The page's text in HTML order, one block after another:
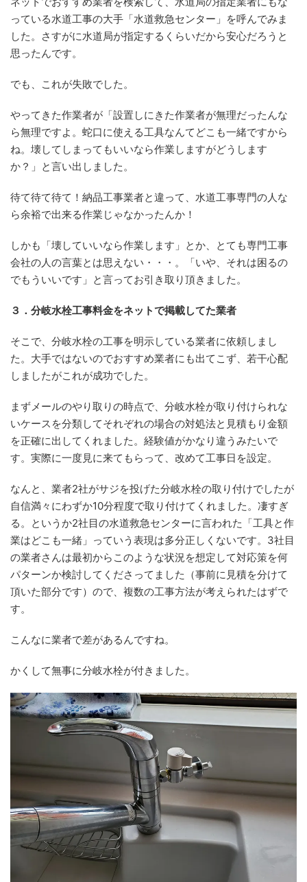
っている水道工事の大手「水道救急センター」を呼んでみま
した。さすがに水道局が指定するくらいだから安心だろうと
思ったんです。
でも、これが失敗でした。
やってきた作業者が「設置しにきた作業者が無理だったんな
ら無理ですよ。蛇口に使える工具なんてどこも一緒ですから
ね。壊してしまってもいいなら作業しますがどうします
か？」と言い出しました。
待て待て待て！納品工事業者と違って、水道工事専門の人な
ら余裕で出来る作業じゃなかったんか！
しかも「壊していいなら作業します」とか、とても専門工事
会社の人の言葉とは思えない・・・。「いや、それは困るの
でもういいです」と言ってお引き取り頂きました。
３．分岐水栓工事料金をネットで掲載してた業者
そこで、分岐水栓の工事を明示している業者に依頼しまし
た。大手ではないのでおすすめ業者にも出てこず、若干心配
しましたがこれが成功でした。
まずメールのやり取りの時点で、分岐水栓が取り付けられな
いケースを分類してそれぞれの場合の対処法と見積もり金額
を正確に出してくれました。経験値がかなり違うみたいで
す。実際に一度見に来てもらって、改めて工事日を設定。
なんと、業者2社がサジを投げた分岐水栓の取り付けでしたが
自信満々にわずか10分程度で取り付けてくれました。凄すぎ
る。というか2社目の水道救急センターに言われた「工具と作
業はどこも一緒」っていう表現は多分正しくないです。3社目
の業者さんは最初からこのような状況を想定して対応策を何
パターンか検討してくださってました（事前に見積を分けて
頂いた部分です）ので、複数の工事方法が考えられたはずで
す。
こんなに業者で差があるんですね。
かくして無事に分岐水栓が付きました。